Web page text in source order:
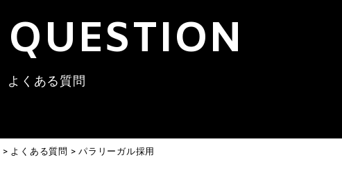
QUESTION
よくある質問
> よくある質問 > パラリーガル採用